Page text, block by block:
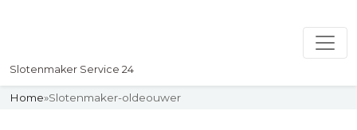
Slotenmaker Service 24
Home»Slotenmaker-oldeouwer